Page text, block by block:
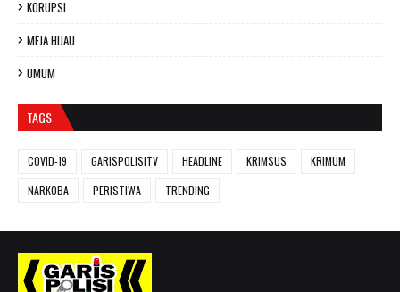
KORUPSI
MEJA HIJAU
UMUM
TAGS
COVID-19 GARISPOLISITV HEADLINE KRIMSUS
KRIMUM
NARKOBA
PERISTIWA TRENDING